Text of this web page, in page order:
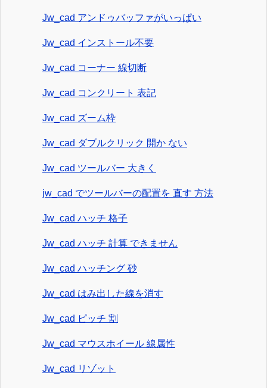
Jw_cad アンドゥバッファがいっぱい
Jw_cad インストール不要
Jw_cad コーナー 線切断
Jw_cad コンクリート 表記
Jw_cad ズーム枠
Jw_cad ダブルクリック 開か ない
Jw_cad ツールバー 大きく
jw_cad でツールバーの配置を 直す 方法
Jw_cad ハッチ 格子
Jw_cad ハッチ 計算 できません
Jw_cad ハッチング 砂
Jw_cad はみ出した線を消す
Jw_cad ピッチ 割
Jw_cad マウスホイール 線属性
Jw_cad リゾット